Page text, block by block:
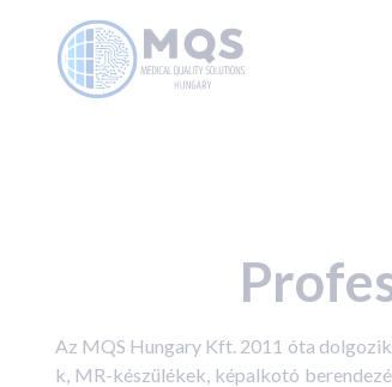
Az MQS Hungary Kft. 2011 óta
k, MR-készülékek, képalkotó